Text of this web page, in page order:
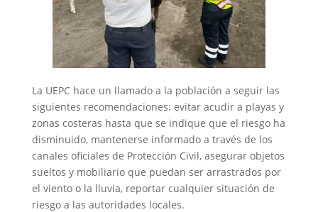
La UEPC hace un llamado a la población a seguir las
siguientes recomendaciones: evitar acudir a playas y
zonas costeras hasta que se indique que el riesgo ha
disminuido, mantenerse informado a través de los
canales oficiales de Protección Civil, asegurar objetos
sueltos y mobiliario que puedan ser arrastrados por
el viento o la lluvia, reportar cualquier situación de
riesgo a las autoridades locales.